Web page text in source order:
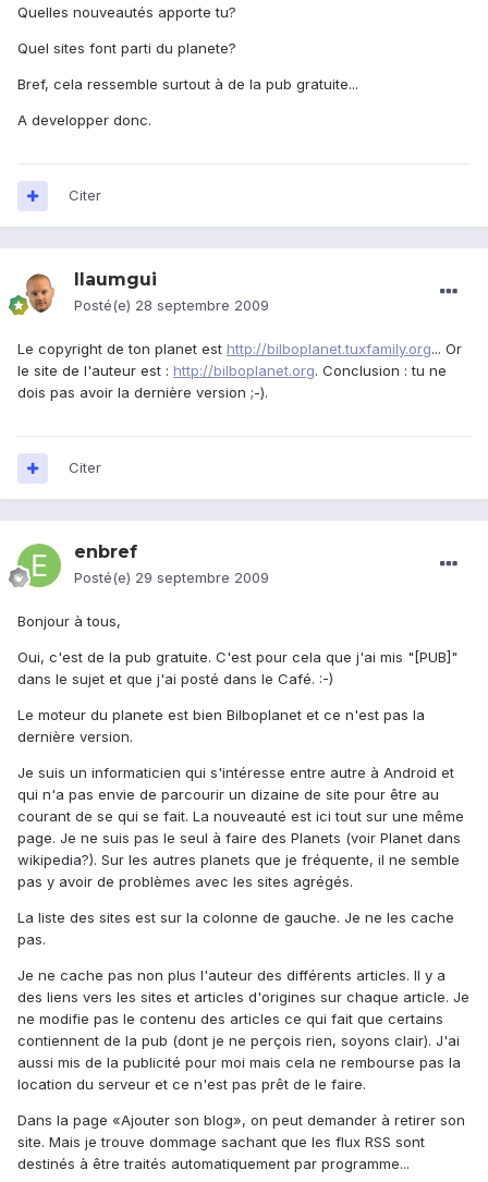
Quelles nouveautés apporte tu?
Quel sites font parti du planete?
Bref, cela ressemble surtout à de la pub gratuite...
A developper donc.
Citer
llaumgui
Posté(e) 28 septembre 2009
Le copyright de ton planet est http://bilboplanet.tuxfamily.org... Or
le site de l'auteur est : http://bilboplanet.org. Conclusion : tu ne
dois pas avoir la dernière version ;-).
Citer
enbref
Posté(e) 29 septembre 2009
Bonjour à tous,
Oui, c'est de la pub gratuite. C'est pour cela que j'ai mis "[PUB]"
dans le sujet et que j'ai posté dans le Café. :-)
Le moteur du planete est bien Bilboplanet et ce n'est pas la
dernière version.
Je suis un informaticien qui s'intéresse entre autre à Android et
qui n'a pas envie de parcourir un dizaine de site pour être au
courant de se qui se fait. La nouveauté est ici tout sur une même
page. Je ne suis pas le seul à faire des Planets (voir Planet dans
wikipedia?). Sur les autres planets que je fréquente, il ne semble
pas y avoir de problèmes avec les sites agrégés.
La liste des sites est sur la colonne de gauche. Je ne les cache
pas.
Je ne cache pas non plus l'auteur des différents articles. Il y a
des liens vers les sites et articles d'origines sur chaque article. Je
ne modifie pas le contenu des articles ce qui fait que certains
contiennent de la pub (dont je ne perçois rien, soyons clair). J'ai
aussi mis de la publicité pour moi mais cela ne rembourse pas la
location du serveur et ce n'est pas prêt de le faire.
Dans la page «Ajouter son blog», on peut demander à retirer son
site. Mais je trouve dommage sachant que les flux RSS sont
destinés à être traités automatiquement par programme...